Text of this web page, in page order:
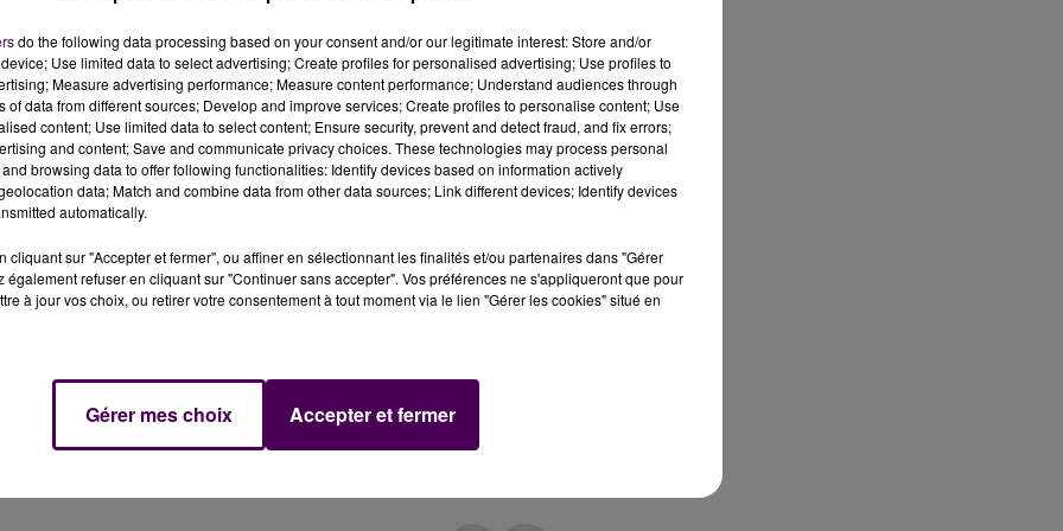
d'un jeu vidéo inspiré de l'univers du
printemps 2022.
ainsi que sur ordinateur : le Puy du Fou et Microids
La première édition, dont la sortie est annoncée pour
Signe du Triomphe"et"Le Secret de la Lance", qui sont
vendéen.
jeu aux fans du Puy du Fou"lâche Stéphane
aux côtés de plusieurs acteurs du monde du
spectacle qui réunira toute la famille comme le
do the following data processing based on your consent and/or our legitimate interest: Store and/or
Use limited data to select advertising; Create profiles for personalised advertising; Use profiles to
Measure advertising performance; Measure content performance; Understand audiences through
of data from different sources; Develop and improve services; Create profiles to personalise content; Use
content; Use limited data to select content; Ensure security, prevent and detect fraud, and fix errors;
and content; Save and communicate privacy choices. These technologies may process personal
browsing data to offer following functionalities: Identify devices based on information actively
data; Match and combine data from other data sources; Link different devices; Identify devices
automatically.
cliquant sur "Accepter et fermer", ou affiner en sélectionnant les finalités et/ou partenaires dans "Gérer
également refuser en cliquant sur "Continuer sans accepter". Vos préférences ne s'appliqueront que pour
à jour vos choix, ou retirer votre consentement à tout moment via le lien "Gérer les cookies" situé en
Gérer mes choix Accepter et fermer